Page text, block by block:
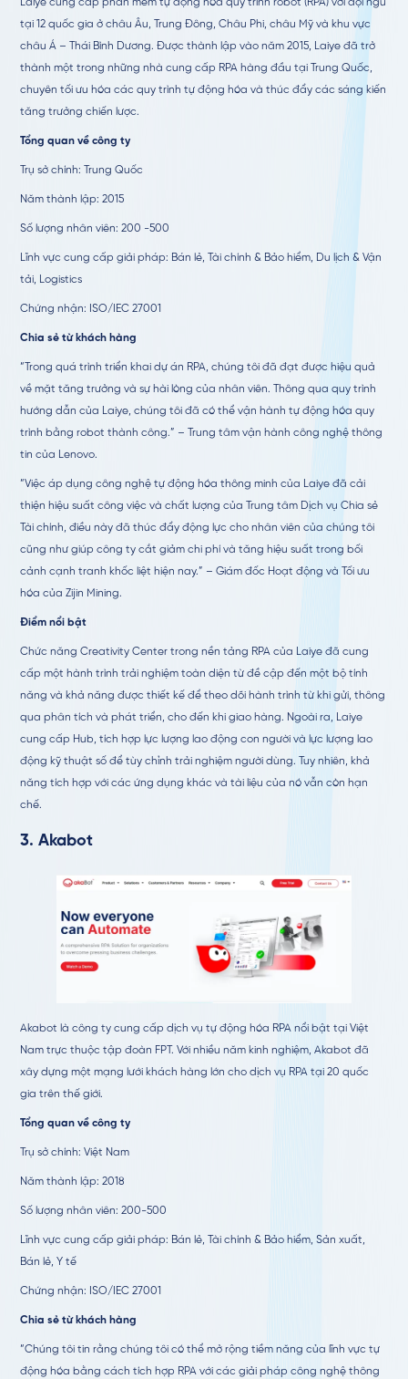
tại 12 quốc gia ở châu Âu, Trung Đông, Châu Phi, châu Mỹ và khu vực
châu Á – Thái Bình Dương. Được thành lập vào năm 2015, Laiye đã trở
thành một trong những nhà cung cấp RPA hàng đầu tại Trung Quốc,
chuyên tối ưu hóa các quy trình tự động hóa và thúc đẩy các sáng kiến
tăng trưởng chiến lược.
Tổng quan về công ty
Trụ sở chính: Trung Quốc
Năm thành lập: 2015
Số lượng nhân viên: 200 -500
Lĩnh vực cung cấp giải pháp: Bán lẻ, Tài chính & Bảo hiểm, Du lịch & Vận
tải, Logistics
Chứng nhận: ISO/IEC 27001
Chia sẻ từ khách hàng
“Trong quá trình triển khai dự án RPA, chúng tôi đã đạt được hiệu quả
về mặt tăng trưởng và sự hài lòng của nhân viên. Thông qua quy trình
hướng dẫn của Laiye, chúng tôi đã có thể vận hành tự động hóa quy
trình bằng robot thành công.” – Trung tâm vận hành công nghệ thông
tin của Lenovo.
“Việc áp dụng công nghệ tự động hóa thông minh của Laiye đã cải
thiện hiệu suất công việc và chất lượng của Trung tâm Dịch vụ Chia sẻ
Tài chính, điều này đã thúc đẩy động lực cho nhân viên của chúng tôi
cũng như giúp công ty cắt giảm chi phí và tăng hiệu suất trong bối
cảnh cạnh tranh khốc liệt hiện nay.” – Giám đốc Hoạt động và Tối ưu
hóa của Zijin Mining.
Điểm nổi bật
Chức năng Creativity Center trong nền tảng RPA của Laiye đã cung
cấp một hành trình trải nghiệm toàn diện từ đề cập đến một bộ tính
năng và khả năng được thiết kế để theo dõi hành trình từ khi gửi, thông
qua phân tích và phát triển, cho đến khi giao hàng. Ngoài ra, Laiye
cung cấp Hub, tích hợp lực lượng lao động con người và lực lượng lao
động kỹ thuật số để tùy chỉnh trải nghiệm người dùng. Tuy nhiên, khả
năng tích hợp với các ứng dụng khác và tài liệu của nó vẫn còn hạn
chế.
3.Akabot
Akabot là công ty cung cấp dịch vụ tự động hóa RPA nổi bật tại Việt
Nam trực thuộc tập đoàn FPT. Với nhiều năm kinh nghiệm, Akabot đã
xây dựng một mạng lưới khách hàng lớn cho dịch vụ RPA tại 20 quốc
gia trên thế giới.
Tổng quan về công ty
Trụ sở chính: Việt Nam
Năm thành lập: 2018
Số lượng nhân viên: 200-500
Lĩnh vực cung cấp giải pháp: Bán lẻ, Tài chính & Bảo hiểm, Sản xuất,
Bán lẻ, Y tế
Chứng nhận: ISO/IEC 27001
Chia sẻ từ khách hàng
“Chúng tôi tin rằng chúng tôi có thể mở rộng tiềm năng của lĩnh vực tự
động hóa bằng cách tích hợp RPA với các giải pháp công nghệ thông